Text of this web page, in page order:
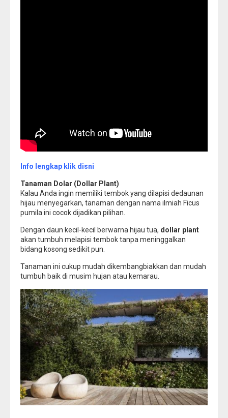
Info lengkap klik disni
Tanaman Dolar (Dollar Plant)
Kalau Anda ingin memiliki tembok yang dilapisi dedaunan
hijau menyegarkan, tanaman dengan nama ilmiah Ficus
pumila ini cocok dijadikan pilihan.
Dengan daun kecil-kecil berwarna hijau tua, dollar plant
akan tumbuh melapisi tembok tanpa meninggalkan
bidang kosong sedikit pun.
Tanaman ini cukup mudah dikembangbiakkan dan mudah
tumbuh baik di musim hujan atau kemarau.